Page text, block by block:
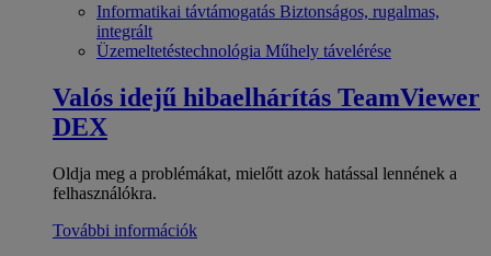
Informatikai távtámogatás Biztonságos, rugalmas,
integrált
Üzemeltetéstechnológia Műhely távelérése
Valós idejű hibaelhárítás TeamViewer
DEX
Oldja meg a problémákat, mielőtt azok hatással lennének a
felhasználókra.
További információk